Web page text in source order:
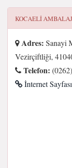
KOCAELI
Adres: Sanayi
Vezirçiftliği,
Telefon:
İnternet Sayfası